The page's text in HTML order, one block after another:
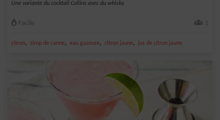
Une variante du cocktail Collins avec du whisky.
Facile 1
citron, sirop de canne, eau gazeuse, citron jaune, jus de citron jaune